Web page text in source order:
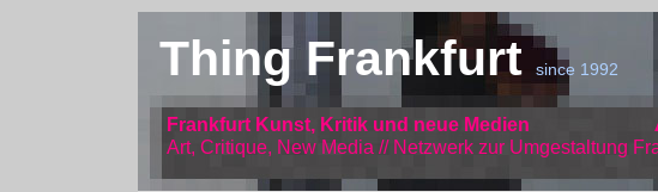
Thing Frankfurtsince 1992
Frankfurt Kunst, Kritik und neue Medien
Art, Critique, New Media // Netzwerk zur Umgestaltung